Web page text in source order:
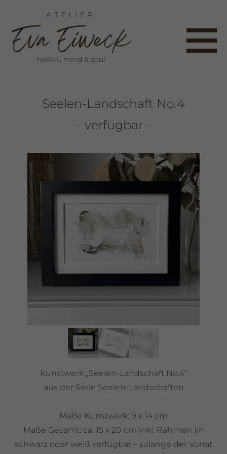
ATELIER
EvaEiweck
heART, mind & soul
HOME
ÜBER MICH
GALERIE
KUNST
MENTORING
READING
ANGEBOTE
KONTAKT
Seelen-Landschaft No.4
– verfügbar –
Kunstwerk „Seelen-Landschaft No.4“
aus der Serie Seelen-Landschaften
Maße Kunstwerk: 9 x 14 cm
Maße Gesamt: ca. 15 x 20 cm inkl. Rahmen (in
schwarz oder weiß verfügbar – solange der Vorrat